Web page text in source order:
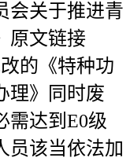
会关于推进青
原文链接
的《特种功
理》同时废
需达到E0级
员该当依法加